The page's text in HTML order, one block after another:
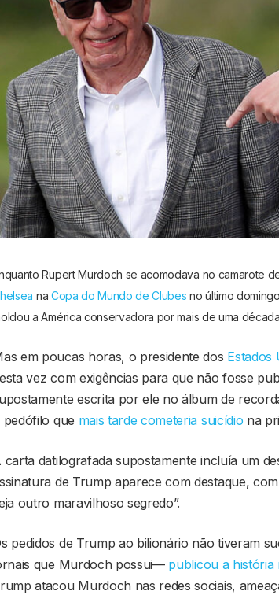
Rupert Murdoch se acomodava no camarote
na Copa do Mundo de Clubes no último
a América conservadora por mais de uma
em poucas horas, o presidente dos Estados
vez com exigências para que não fosse
escrita por ele no álbum de
pedófilo que mais tarde cometeria suicídio na
carta datilografada supostamente incluía um
de Trump aparece com destaque,
outro maravilhoso segredo”.
pedidos de Trump ao bilionário não tiveram
que Murdoch possui— publicou a história
atacou Murdoch nas redes sociais,